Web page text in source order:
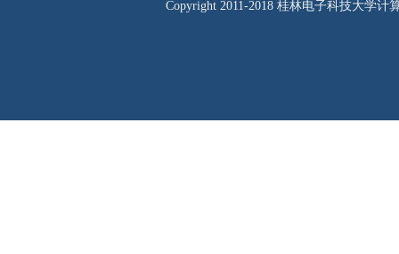
Copyright 2011-2018 桂林电子科技大学